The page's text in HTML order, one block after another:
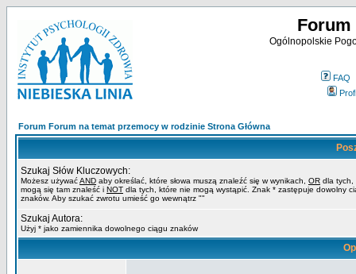
Forum
Ogólnopolskie
FAQ
Forum Forum na temat przemocy w rodzinie Strona Główna
Szukaj Słów Kluczowych:
Możesz używaćAND aby określać, które słowa muszą znaleźć się w wynikach, OR dla tych,
mogą się tam znaleść i NOT dla tych, które nie mogą wystąpić. Znak * zastępuje dowolny
znaków. Aby szukać zwrotu umieść go wewnątrz ""
Szukaj Autora:
Użyj * jako zamiennika dowolnego ciągu znaków